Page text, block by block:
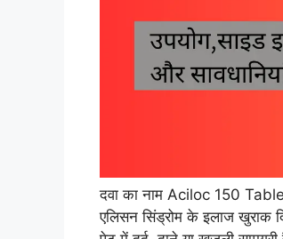
दवा का नाम Aciloc 150
एलिसन सिंड्रोम के इलाज खुराक